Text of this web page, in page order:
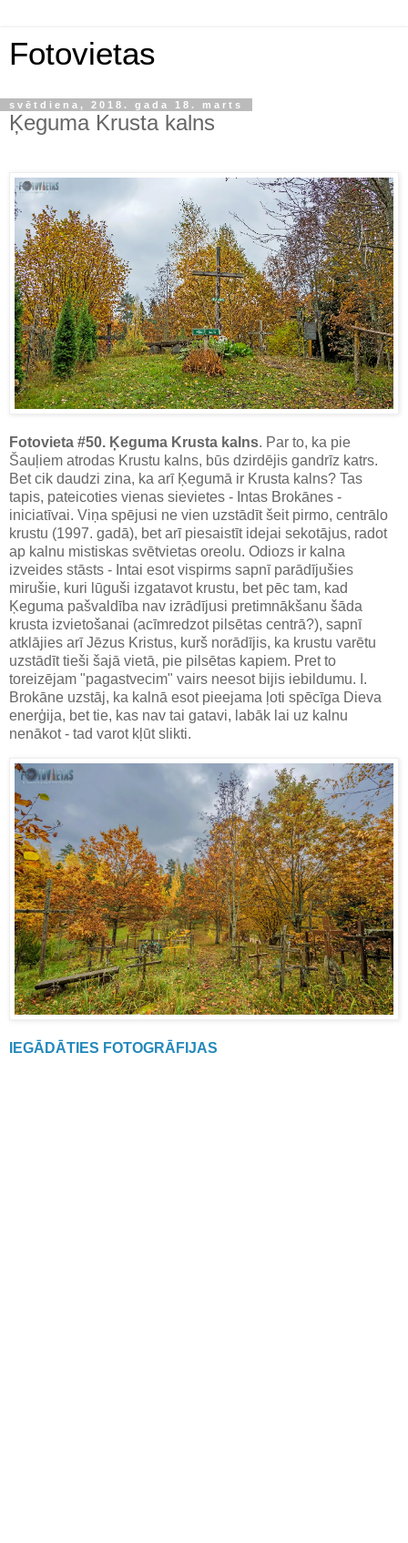
Fotovietas
svētdiena, 2018. gada 18. marts
Ķeguma Krusta kalns
Fotovieta #50. Ķeguma Krusta kalns. Par to, ka pie
Šauļiem atrodas Krustu kalns, būs dzirdējis gandrīz katrs.
Bet cik daudzi zina, ka arī Ķegumā ir Krusta kalns? Tas
tapis, pateicoties vienas sievietes - Intas Brokānes -
iniciatīvai. Viņa spējusi ne vien uzstādīt šeit pirmo, centrālo
krustu (1997. gadā), bet arī piesaistīt idejai sekotājus, radot
ap kalnu mistiskas svētvietas oreolu. Odiozs ir kalna
izveides stāsts - Intai esot vispirms sapnī parādījušies
mirušie, kuri lūguši izgatavot krustu, bet pēc tam, kad
Ķeguma pašvaldība nav izrādījusi pretimnākšanu šāda
krusta izvietošanai (acīmredzot pilsētas centrā?), sapnī
atklājies arī Jēzus Kristus, kurš norādījis, ka krustu varētu
uzstādīt tieši šajā vietā, pie pilsētas kapiem. Pret to
toreizējam "pagastvecim" vairs neesot bijis iebildumu. I.
Brokāne uzstāj, ka kalnā esot pieejama ļoti spēcīga Dieva
enerģija, bet tie, kas nav tai gatavi, labāk lai uz kalnu
nenākot - tad varot kļūt slikti.
IEGĀDĀTIES FOTOGRĀFIJAS